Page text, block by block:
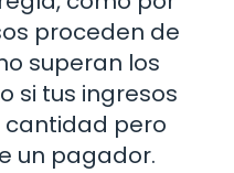
proceden de
superan los
si tus ingresos
cantidad pero
un pagador.